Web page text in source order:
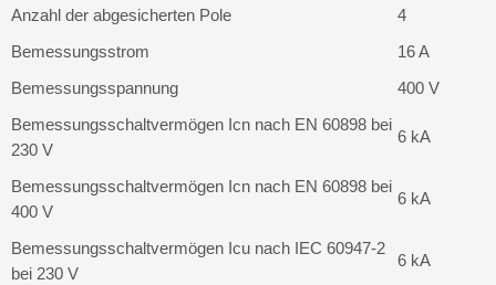
Anzahl der abgesicherten Pole
4
Bemessungsstrom
16 A
Bemessungsspannung
400 V
Bemessungsschaltvermögen Icn nach EN 60898 bei
230 V
6 kA
Bemessungsschaltvermögen Icn nach EN 60898 bei
400 V
6 kA
Bemessungsschaltvermögen Icu nach IEC 60947-2
bei 230 V
6 kA